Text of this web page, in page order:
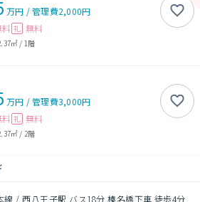
万円 /管理費2,000円
礼 無料
㎡ / 1階
万円 /管理費3,000円
礼 無料
㎡ / 2階
線 / 西八王子駅 バス18分 榛名橋下車 徒歩4分